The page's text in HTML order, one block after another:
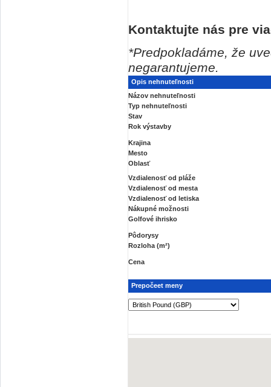
Kontaktujte nás pre
*Predpokladáme, že
negarantujeme.
Opis nehnuteľnosti
Názov nehnuteľnosti
Typ nehnuteľnosti
Stav
Rok výstavby
Krajina
Mesto
Oblasť
Vzdialenosť od pláže
Vzdialenosť od mesta
Vzdialenosť od letiska
Nákupné možnosti
Golfové ihrisko
Pôdorysy
Rozloha (m²)
Cena
Prepočeet meny